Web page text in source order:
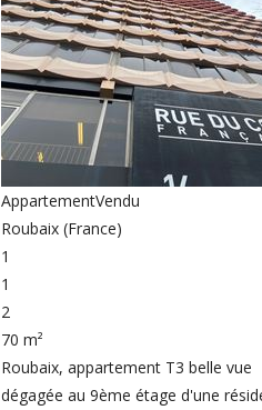
AppartementVendu
Roubaix (France)
1
1
2
70 m²
Roubaix, appartement T3 belle vue
dégagée au 9ème étage d'une